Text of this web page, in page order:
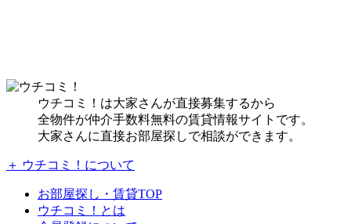
ウチコミ！は大家さんが直接募集するから
全物件が仲介手数料無料の賃貸情報サイトです。
大家さんに直接お部屋探しで相談ができます。
＋ ウチコミ！について
お部屋探し・賃貸TOP
ウチコミ！とは